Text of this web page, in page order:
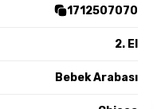
1712507070
2. El
Bebek Arabası